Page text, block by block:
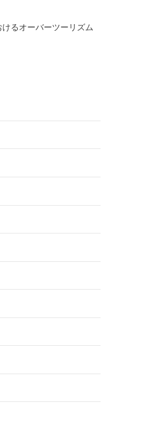
るオーバーツーリズム